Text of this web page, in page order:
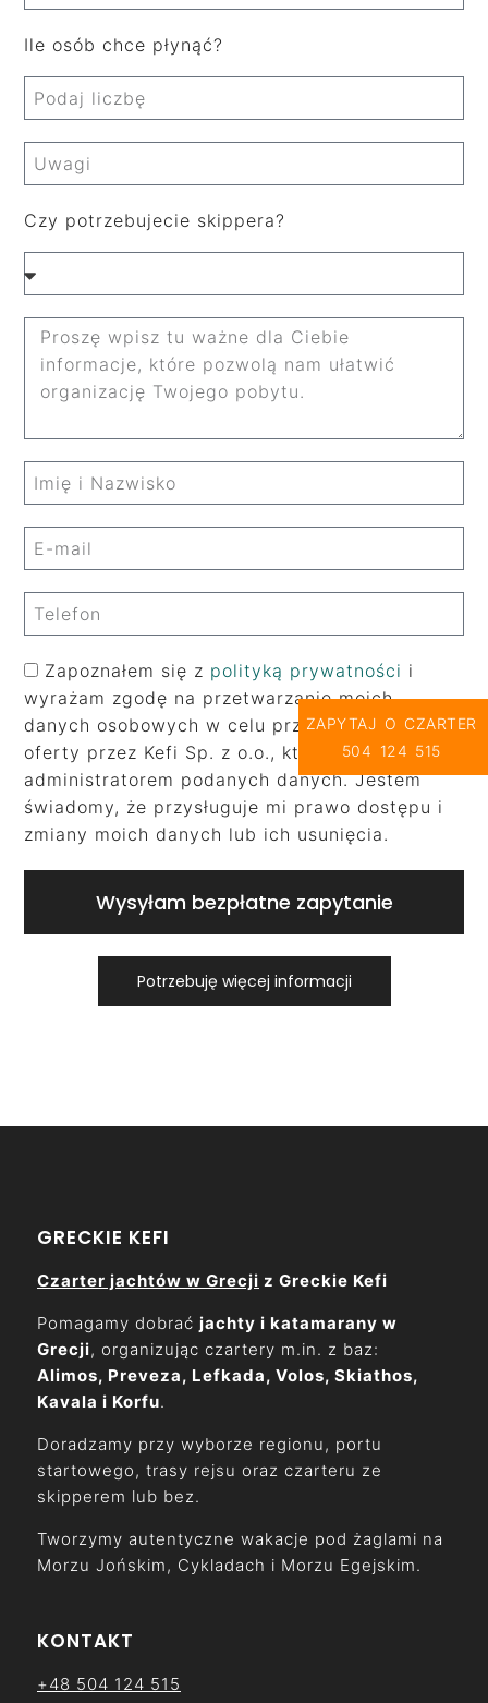
Ile osób chce płynąć?
Czy potrzebujecie skippera?
Zapoznałem się z polityką prywatności i
wyrażam zgodę na przetwarzanie moich
danych osobowych w celu przygotowania
oferty przez Kefi Sp. z o.o., która jest
administratorem podanych danych. Jestem
świadomy, że przysługuje mi prawo dostępu i
zmiany moich danych lub ich usunięcia.
Wysyłam bezpłatne zapytanie
Potrzebuję więcej informacji
ZAPYTAJ O CZARTER
504 124 515
GRECKIE KEFI
Czarter jachtów w Grecji z Greckie Kefi
Pomagamy dobrać jachty i katamarany w
Grecji, organizując czartery m.in. z baz:
Alimos, Preveza, Lefkada, Volos, Skiathos,
Kavala i Korfu.
Doradzamy przy wyborze regionu, portu
startowego, trasy rejsu oraz czarteru ze
skipperem lub bez.
Tworzymy autentyczne wakacje pod żaglami na
Morzu Jońskim, Cykladach i Morzu Egejskim.
KONTAKT
+48 504 124 515